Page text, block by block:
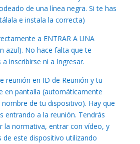
de una línea negra. Si te has
e instala la correcta)
a ENTRAR A UNA
azul). No hace falta que te
inscribirse ni a Ingresar.
reunión en ID de Reunión y tu
en pantalla (automáticamente
de tu dispositivo). Hay que
entrando a la reunión. Tendrás
la normativa, entrar con vídeo, y
este dispositivo utilizando